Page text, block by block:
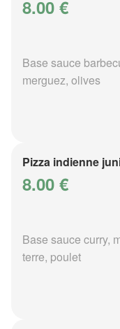
8.00 €
Base sauce
merguez, olives
Pizza indienne
8.00 €
Base sauce curry,
terre, poulet